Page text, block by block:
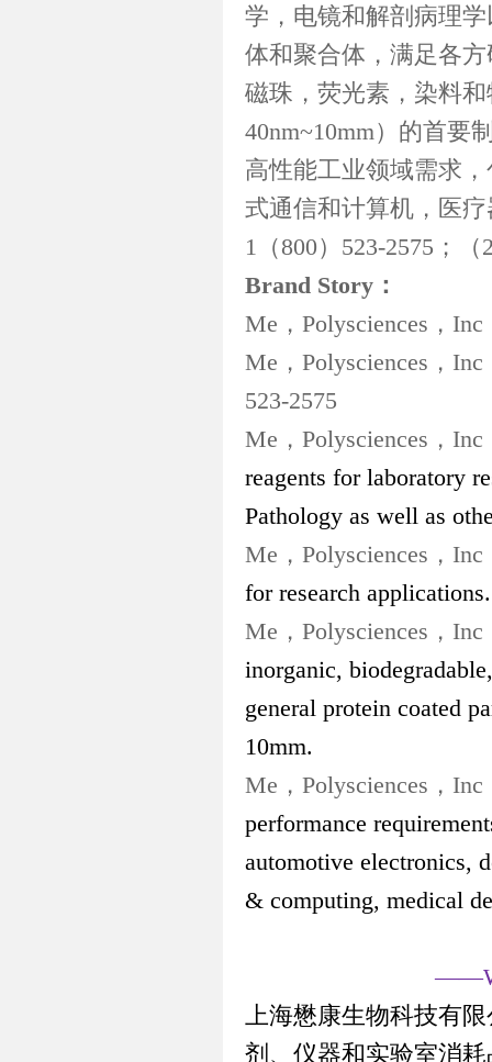
学，电镜和解剖病理
体和聚合体，满足各
磁珠，荧光素，染料
40nm~10mm）的首要
高性能工业领域需求
式通信和计算机，医
1 （800） 523-2575 ；（
Brand Story ：
Me ， Polysciences ， Inc
Me ， Polysciences ， Inc
523-2575
Me ， Polysciences ， Inc
reagents for laboratory
Pathology as well as
Me ， Polysciences ， Inc
for research applications.
Me ， Polysciences ， Inc
inorganic,
general protein coated
10mm.
Me ， Polysciences ， Inc
performance
automotive electronics,
& computing, medical
上海懋康生物科技有
剂、仪器和实验室消